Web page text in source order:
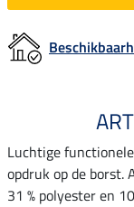
Luchtige
opdruk op de borst.
31 % polyester en